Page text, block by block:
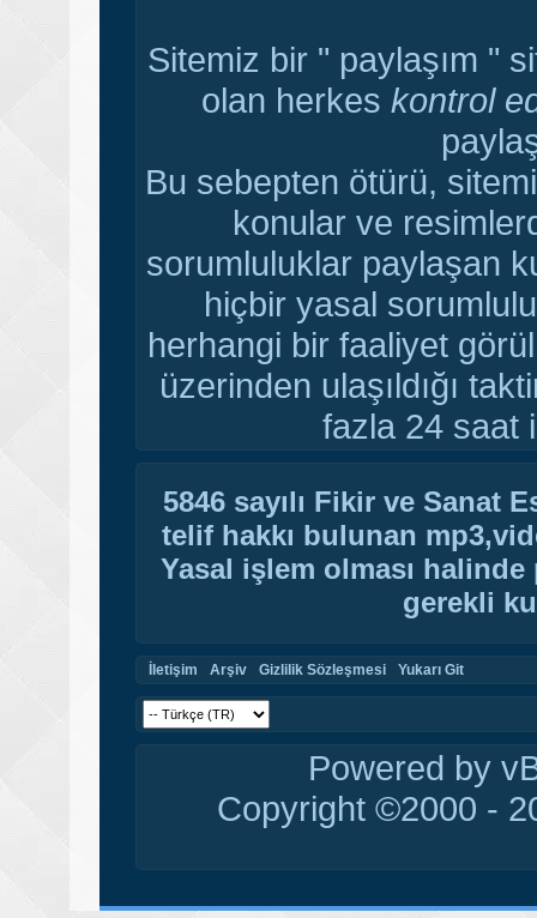
Sitemiz bir " paylaşım "
olan herkes kontrol
Bu sebepten ötürü,
konular ve
sorumluluklar paylaşan
hiçbir yasal
herhangi bir faaliyet
üzerinden ulaşıldığı
fazla 24 saat
5846 sayılı Fikir ve Sanat
telif hakkı bulunan
Yasal işlem olması
gerekli
İletişim Arşiv Gizlilik Sözleşmesi Yukarı Git
Powered by
Copyright ©2000 -